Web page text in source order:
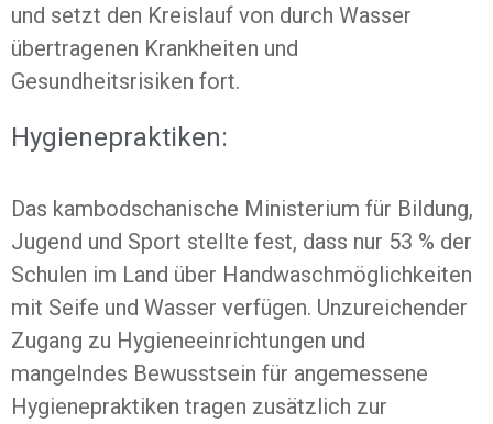
und setzt den Kreislauf von durch Wasser
übertragenen Krankheiten und
Gesundheitsrisiken fort.
Hygienepraktiken:
Das kambodschanische Ministerium für Bildung,
Jugend und Sport stellte fest, dass nur 53 % der
Schulen im Land über Handwaschmöglichkeiten
mit Seife und Wasser verfügen. Unzureichender
Zugang zu Hygieneeinrichtungen und
mangelndes Bewusstsein für angemessene
Hygienepraktiken tragen zusätzlich zur